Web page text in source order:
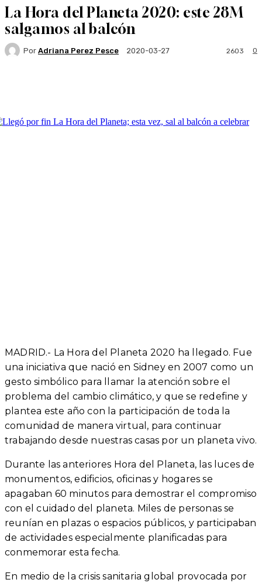
La Hora del Planeta 2020: este 28M
salgamos al balcón
Por Adriana Perez Pesce 2020-03-27 0
2603
MADRID.- La Hora del Planeta 2020 ha llegado. Fue
una iniciativa que nació en Sidney en 2007 como un
gesto simbólico para llamar la atención sobre el
problema del cambio climático, y que se redefine y
plantea este año con la participación de toda la
comunidad de manera virtual, para continuar
trabajando desde nuestras casas por un planeta vivo.
Durante las anteriores Hora del Planeta, las luces de
monumentos, edificios, oficinas y hogares se
apagaban 60 minutos para demostrar el compromiso
con el cuidado del planeta. Miles de personas se
reunían en plazas o espacios públicos, y participaban
de actividades especialmente planificadas para
conmemorar esta fecha.
En medio de la crisis sanitaria global provocada por